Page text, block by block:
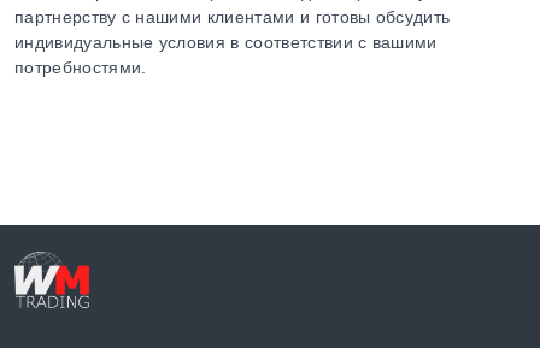
партнерству с нашими клиентами и готовы обсудить
индивидуальные условия в соответствии с вашими
потребностями.